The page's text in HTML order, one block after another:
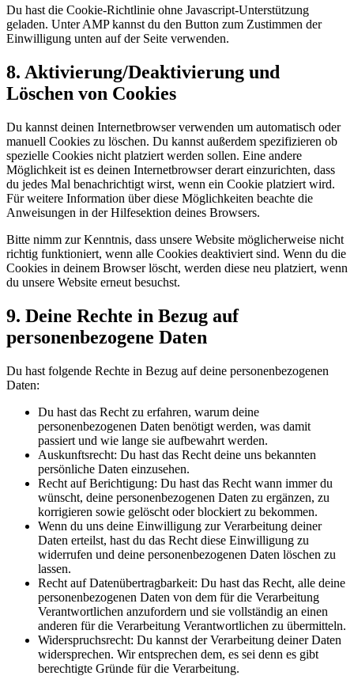
Du hast die Cookie-Richtlinie ohne Javascript-Unterstützung
geladen. Unter AMP kannst du den Button zum Zustimmen der
Einwilligung unten auf der Seite verwenden.
8. Aktivierung/Deaktivierung und
Löschen von Cookies
Du kannst deinen Internetbrowser verwenden um automatisch oder
manuell Cookies zu löschen. Du kannst außerdem spezifizieren ob
spezielle Cookies nicht platziert werden sollen. Eine andere
Möglichkeit ist es deinen Internetbrowser derart einzurichten, dass
du jedes Mal benachrichtigt wirst, wenn ein Cookie platziert wird.
Für weitere Information über diese Möglichkeiten beachte die
Anweisungen in der Hilfesektion deines Browsers.
Bitte nimm zur Kenntnis, dass unsere Website möglicherweise nicht
richtig funktioniert, wenn alle Cookies deaktiviert sind. Wenn du die
Cookies in deinem Browser löscht, werden diese neu platziert, wenn
du unsere Website erneut besuchst.
9. Deine Rechte in Bezug auf
personenbezogene Daten
Du hast folgende Rechte in Bezug auf deine personenbezogenen
Daten:
Du hast das Recht zu erfahren, warum deine
personenbezogenen Daten benötigt werden, was damit
passiert und wie lange sie aufbewahrt werden.
Auskunftsrecht: Du hast das Recht deine uns bekannten
persönliche Daten einzusehen.
Recht auf Berichtigung: Du hast das Recht wann immer du
wünscht, deine personenbezogenen Daten zu ergänzen, zu
korrigieren sowie gelöscht oder blockiert zu bekommen.
Wenn du uns deine Einwilligung zur Verarbeitung deiner
Daten erteilst, hast du das Recht diese Einwilligung zu
widerrufen und deine personenbezogenen Daten löschen zu
lassen.
Recht auf Datenübertragbarkeit: Du hast das Recht, alle deine
personenbezogenen Daten von dem für die Verarbeitung
Verantwortlichen anzufordern und sie vollständig an einen
anderen für die Verarbeitung Verantwortlichen zu übermitteln.
Widerspruchsrecht: Du kannst der Verarbeitung deiner Daten
widersprechen. Wir entsprechen dem, es sei denn es gibt
berechtigte Gründe für die Verarbeitung.